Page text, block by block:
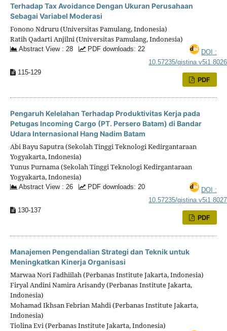
Terhadap Tax Avoidance Dengan Ukuran Perusahaan
Sebagai Variabel Moderasi
Fonono Ndruru (Universitas Pamulang, Indonesia)
Ratih Qadarti Anjilni (Universitas Pamulang, Indonesia)
Abstract View : 28 PDF downloads: 22
DOI :
10.57235/qistina.v5i1.8026
115-129
PDF
Pengaruh Kelelahan Terhadap Produktivitas Kerja pada
Petugas Incoming Cargo (PT. Persero Batam) di Bandar
Udara Internasional Hang Nadim Batam
Abi Bayu Saputra (Sekolah Tinggi Teknologi Kedirgantaraan
Yogyakarta, Indonesia)
Yunus Purnama (Sekolah Tinggi Teknologi Kedirgantaraan
Yogyakarta, Indonesia)
Abstract View : 26 PDF downloads: 20
DOI :
10.57235/qistina.v5i1.8027
130-137
PDF
Manajemen Pengendalian Strategi dan Teknik untuk
Meningkatkan Kinerja Organisasi
Marwaa Nori Fadhiilah (Perbanas Institute Jakarta, Indonesia)
Firyal Andini Namira Arisandy (Perbanas Institute Jakarta,
Indonesia)
Mohamad Ikhsan Febrian Mahdi (Perbanas Institute Jakarta,
Indonesia)
Tiolina Evi (Perbanas Institute Jakarta, Indonesia)